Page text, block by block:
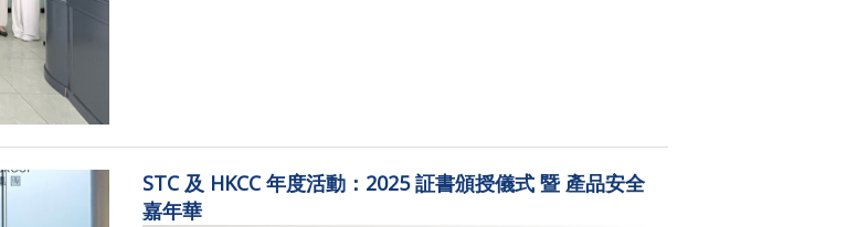
STC 及 HKCC 年度活動：2025 証書頒授儀式 暨 產品安全
嘉年華